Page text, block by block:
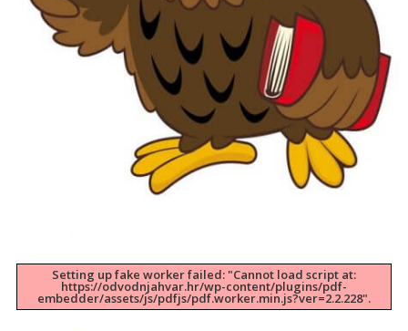
Setting up fake worker failed: "Cannot load script at:
https://odvodnjahvar.hr/wp-content/plugins/pdf-
embedder/assets/js/pdfjs/pdf.worker.min.js?ver=2.2.228".